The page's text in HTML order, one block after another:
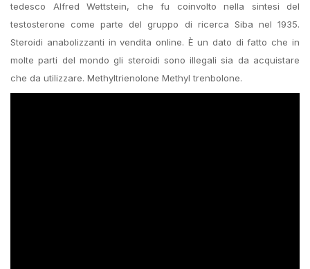
tedesco Alfred Wettstein, che fu coinvolto nella sintesi del
testosterone come parte del gruppo di ricerca Siba nel 1935.
Steroidi anabolizzanti in vendita online. È un dato di fatto che in
molte parti del mondo gli steroidi sono illegali sia da acquistare
che da utilizzare. Methyltrienolone Methyl trenbolone.